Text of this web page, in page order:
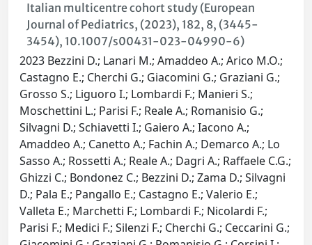
Italian multicentre cohort study (European
Journal of Pediatrics, (2023), 182, 8, (3445-
3454), 10.1007/s00431-023-04990-6)
2023 Bezzini D.; Lanari M.; Amaddeo A.; Arico M.O.;
Castagno E.; Cherchi G.; Giacomini G.; Graziani G.;
Grosso S.; Liguoro I.; Lombardi F.; Manieri S.;
Moschettini L.; Parisi F.; Reale A.; Romanisio G.;
Silvagni D.; Schiavetti I.; Gaiero A.; Iacono A.;
Amaddeo A.; Canetto A.; Fachin A.; Demarco A.; Lo
Sasso A.; Rossetti A.; Reale A.; Dagri A.; Raffaele C.G.;
Ghizzi C.; Bondonez C.; Bezzini D.; Zama D.; Silvagni
D.; Pala E.; Pangallo E.; Castagno E.; Valerio E.;
Valleta E.; Marchetti F.; Lombardi F.; Nicolardi F.;
Parisi F.; Medici F.; Silenzi F.; Cherchi G.; Ceccarini G.;